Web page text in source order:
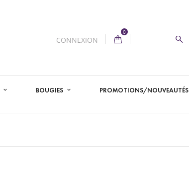
CONNEXION
0
BOUGIES PROMOTIONS/NOUVEAUTÉS